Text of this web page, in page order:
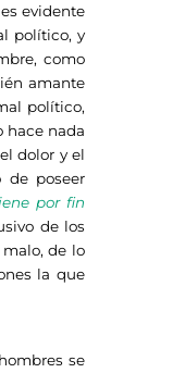
evidente
político, y
como
amante
político,
hace nada
dolor y el
de poseer
por fin
de los
de lo
la que
se